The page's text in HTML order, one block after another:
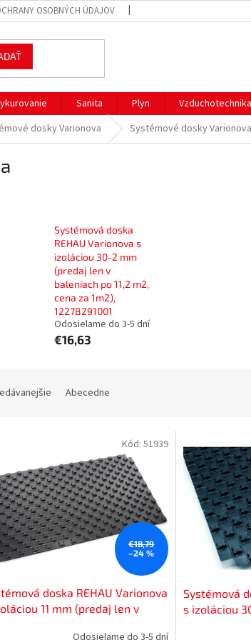
OSOBNÝCH ÚDAJOV
Sanita Plyn Vzduchotechnika
dosky Varionova Systémové dosky Varionova
Systémová doska
REHAU Varionova s
izoláciou 30-2 mm
(predaj len v
baleniach po 11,2 m2,
cena za 1m2),
12278291001
Odosielame do 3-5 dní
€16,63
Abecedne
€18,79
–24 %
doska REHAU Varionova
11 mm (predaj len v
Kód: 51939
Systémová
s izoláciou